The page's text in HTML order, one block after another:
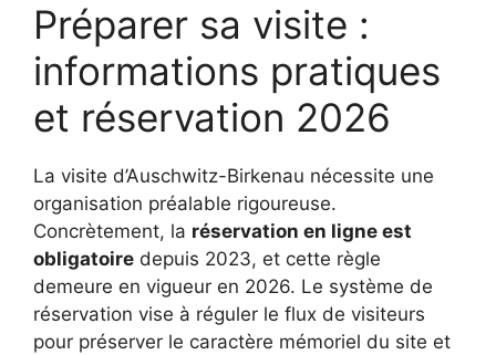
Préparer sa visite :
informations pratiques
et réservation 2026
La visite d’Auschwitz-Birkenau nécessite une
organisation préalable rigoureuse.
Concrètement, la réservation en ligne est
obligatoire depuis 2023, et cette règle
demeure en vigueur en 2026. Le système de
réservation vise à réguler le flux de visiteurs
pour préserver le caractère mémoriel du site et